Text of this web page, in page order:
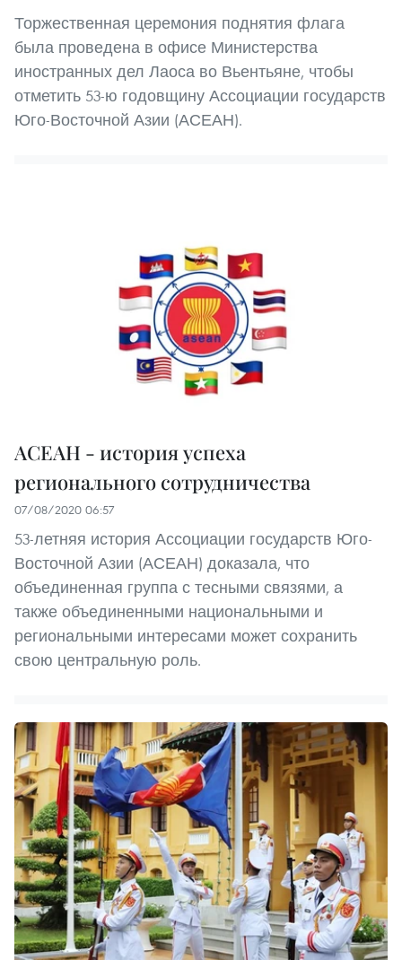
Торжественная церемония поднятия флага
была проведена в офисе Министерства
иностранных дел Лаоса во Вьентьяне, чтобы
отметить 53-ю годовщину Ассоциации государств
Юго-Восточной Азии (АСЕАН).
АСЕАН - история успеха
регионального сотрудничества
07/08/2020 06:57
53-летняя история Ассоциации государств Юго-
Восточной Азии (АСЕАН) доказала, что
объединенная группа с тесными связями, а
также объединенными национальными и
региональными интересами может сохранить
свою центральную роль.